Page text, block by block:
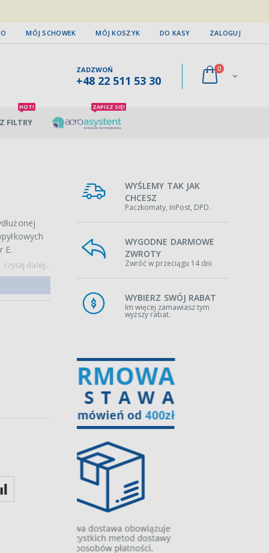
MÓJ SCHOWEK MÓJ KOSZYK DO KASY ZALOGUJ
ZADZWOŃ
+48 22 511 53 30
0
FILTRY
HOT! ZAPISZ SIĘ!
E.
czytaj dalej...
WYŚLEMY TAK JAK
CHCESZ
Paczkomaty, InPost, DPD.
WYGODNE DARMOWE
ZWROTY
Zwróć w przeciągu 14 dni
WYBIERZ SWÓJ RABAT
Im więcej zamawiasz tym
wyższy rabat.